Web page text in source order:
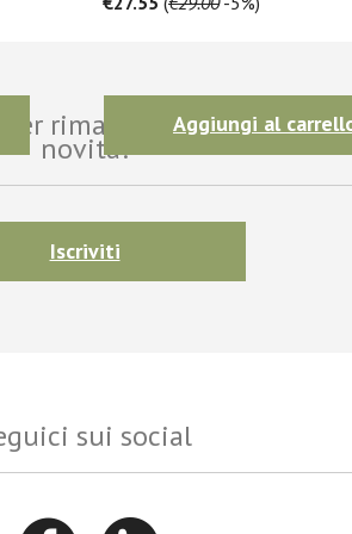
Aggiungi al
rimanere aggiornato
novità!
Iscriviti
sui social